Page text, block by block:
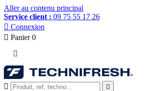
Aller au contenu principal
Service client : 09 75 55 17 26
 Connexion
 Panier 0

 